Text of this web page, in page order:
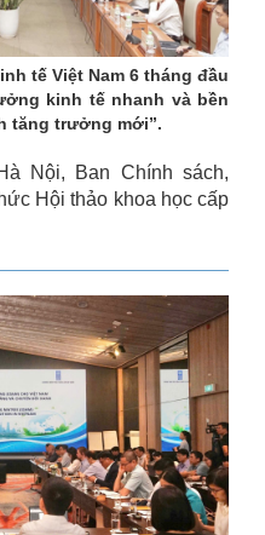
tế Việt Nam 6 tháng đầu
kinh tế nhanh và bền
tăng trưởng mới”.
Nội, Ban Chính sách,
Hội thảo khoa học cấp